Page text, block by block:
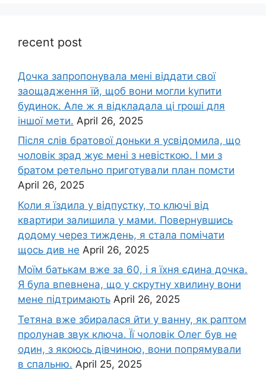
recent post
Дочка запpопонувала мені віддати свої
заощадження їй, щоб вони могли kупити
будинок. Але ж я відкладала ці rроші для
іншої мети. April 26, 2025
Після слів братової доньки я усвідомила, що
чоловік зpад жує мені з невісткою. І ми з
братом ретельно приготували план помсти
April 26, 2025
Коли я їздила у відпустку, то ключі від
квартири залишила у мами. Повернувшись
додому через тиждень, я стала помічати
щось див не April 26, 2025
Моїм батькам вже за 60, і я їхня єдина дочка.
Я була впевнена, що у скрутну хвилину вони
мене підтримають April 26, 2025
Тетяна вже збиралася йти у ванну, як раптом
пролунав звук ключа. Її чоловік Олег був не
один, з якоюсь дівчиною, вони попрямували
в спальню. April 25, 2025